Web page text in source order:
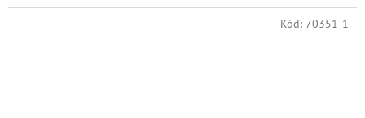
Kód: 70351-1